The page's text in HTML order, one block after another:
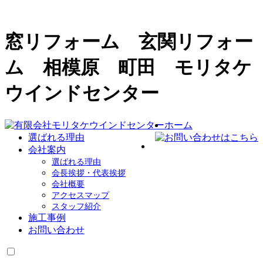
窓リフォーム 玄関リフォー
ム 相模原 町田 モリタケ
ウインドセンター
ホーム
選ばれる理由
会社案内
選ばれる理由
会長挨拶・代表挨拶
会社概要
アクセスマップ
スタッフ紹介
施工事例
お問い合わせ